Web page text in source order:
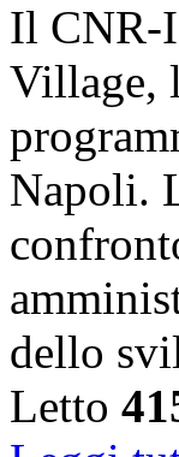
Il CNR-
Village,
Napoli.
dello
Letto